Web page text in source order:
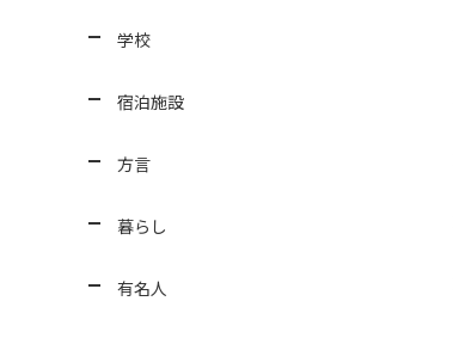
学校
宿泊施設
方言
暮らし
有名人